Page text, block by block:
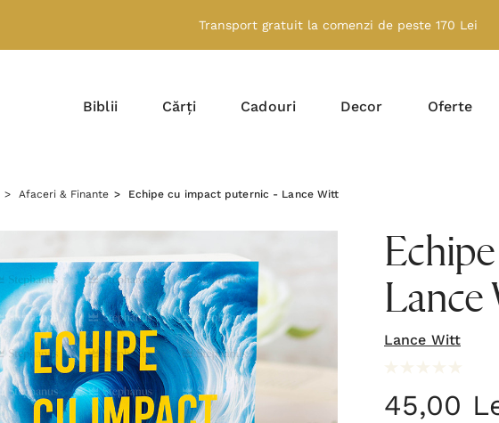
Transport gratuit la comenzi de peste 170 Lei
Biblii Cărți Cadouri Decor Oferte
Afaceri & Finante Echipe cu impact puternic - Lance Witt
Lance
Lance Witt
45,00